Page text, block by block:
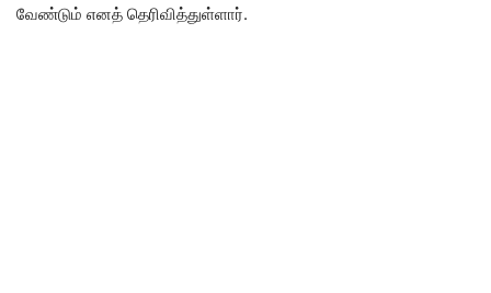
வேண்டும் எனத் தெரிவித்துள்ளார்.